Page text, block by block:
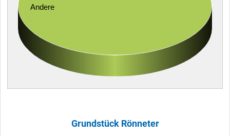
Andere
Grundstück Rönneter